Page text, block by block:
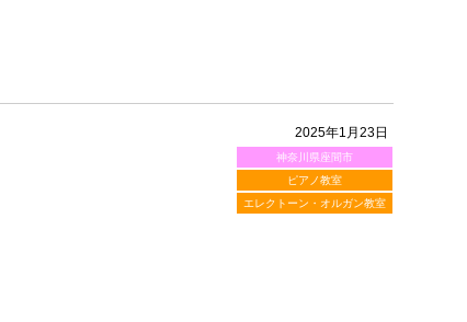
2025年1月23日
神奈川県座間市
ピアノ教室
エレクトーン・オルガン教室